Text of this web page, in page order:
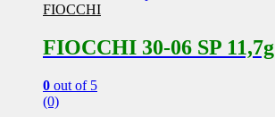
FIOCCHI
FIOCCHI 30-06 SP 11,7g
0 out of 5
(0)